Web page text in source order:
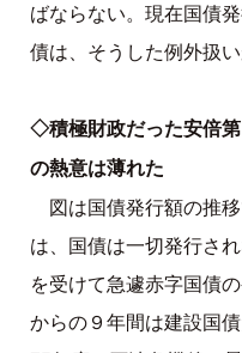
ばならない。現在国債
債は、そうした例外扱
◇積極財政だった安倍
の熱意は薄れた
図は国債発行額の推
は、国債は一切発行さ
を受けて急遽赤字国債
からの９年間は建設国